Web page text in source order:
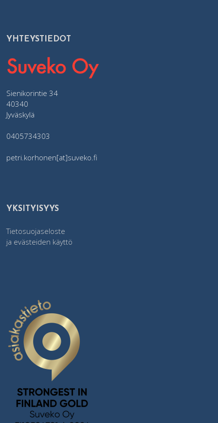
YHTEYSTIEDOT
Sienikorintie 34
40340
Jyväskylä
0405734303
petri.korhonen[at]suveko.fi​
YKSITYISYYS
Tietosuojaseloste
ja evästeiden käyttö